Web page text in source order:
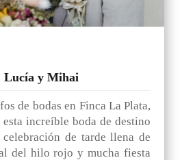
Lucía y Mihai
de bodas en Finca La Plata,
esta increíble boda de destino
de tarde llena de
del hilo rojo y mucha fiesta